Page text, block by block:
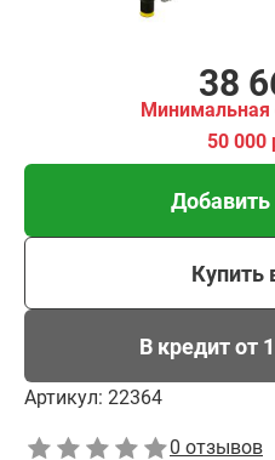
38
Минимальная
50 000
Добавить
Купить
В кредит от
Артикул: 22364
0 отзывов
В кредит от 1 289 руб/